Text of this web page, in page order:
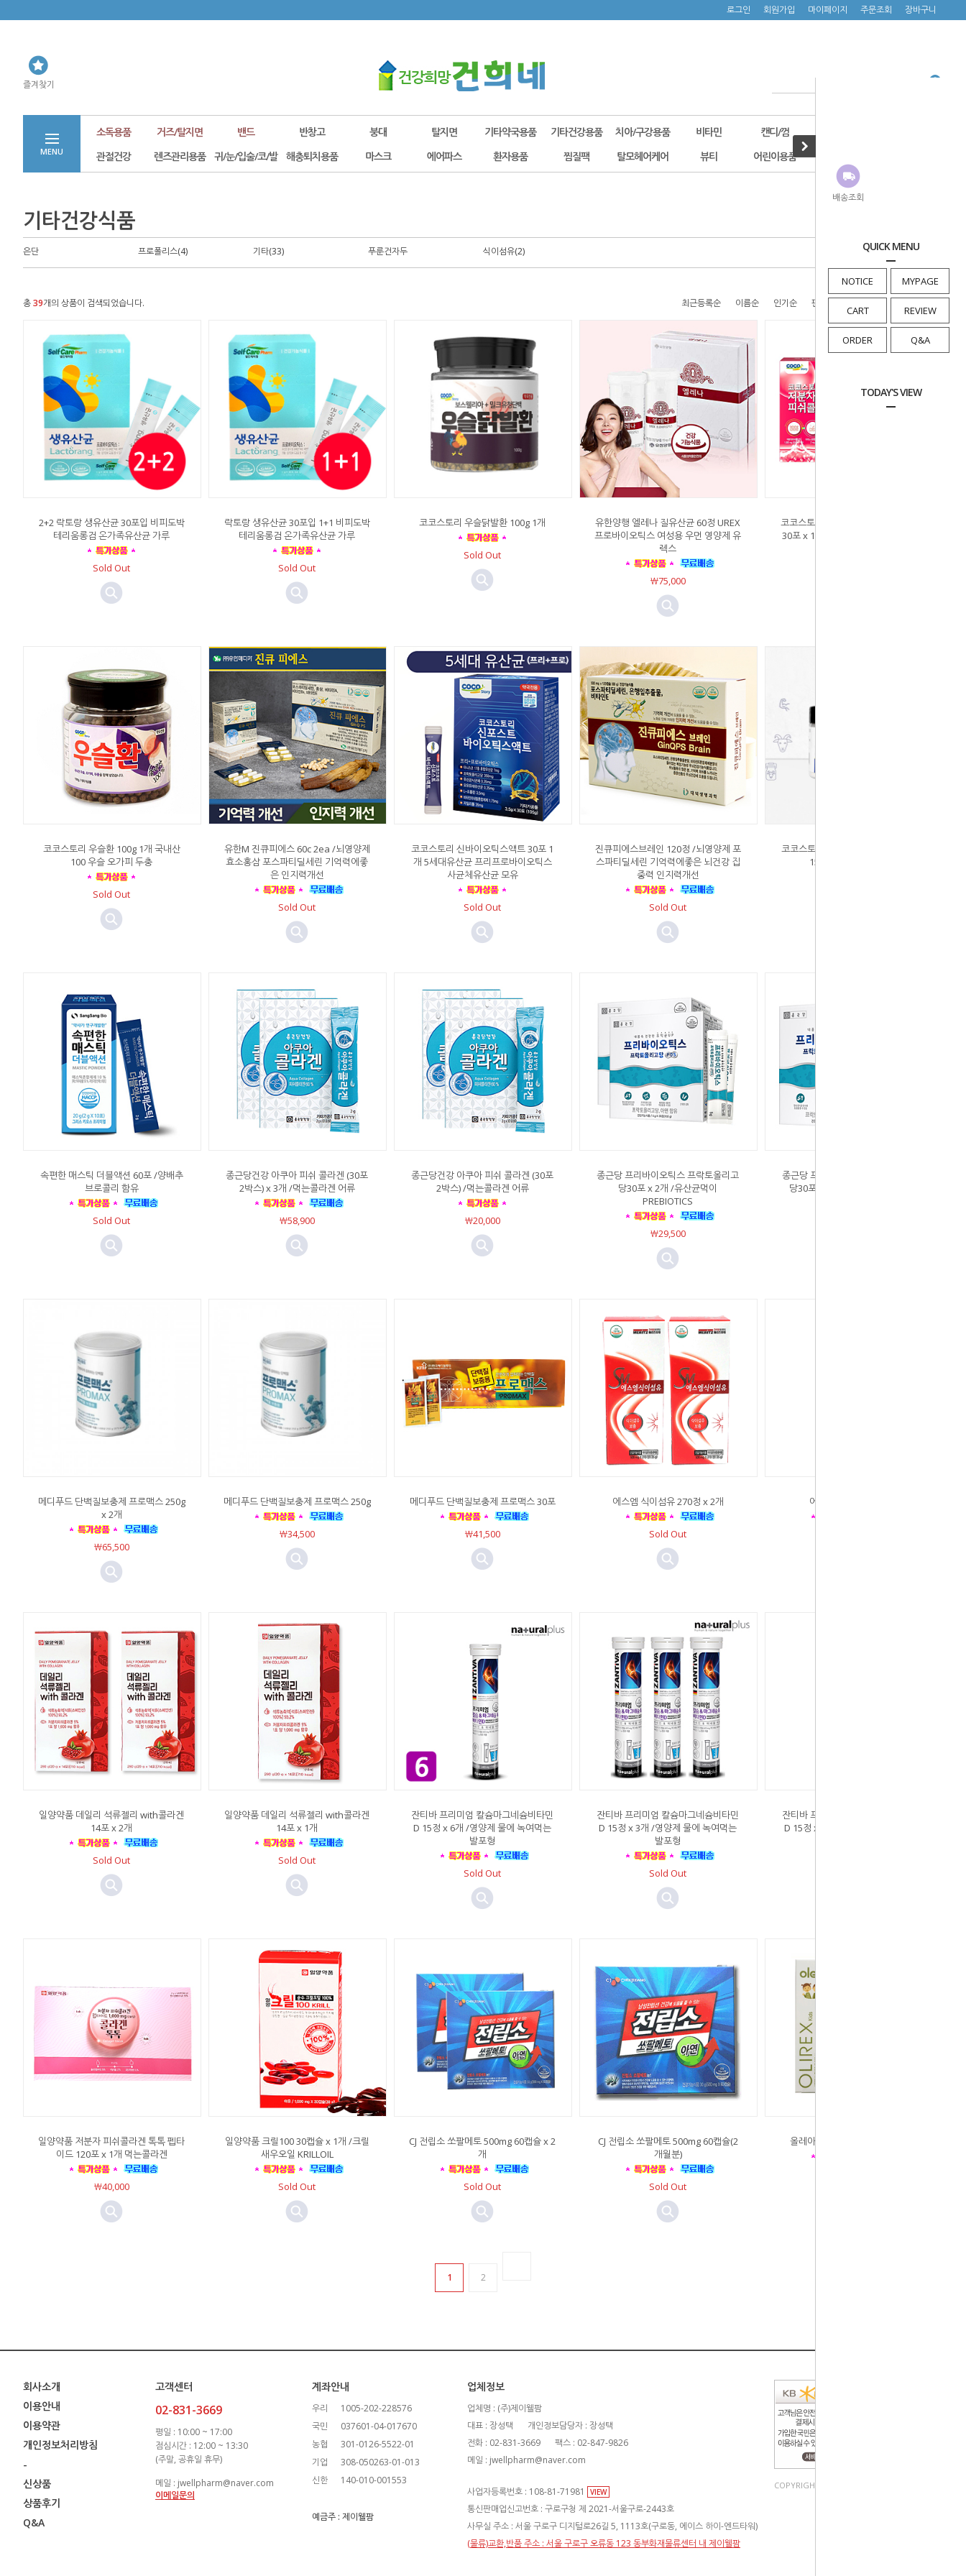
배송조회
QUICK MENU
NOTICE MYPAGE
CART REVIEW
ORDER Q&A
TODAY'S VIEW
로그인 회원가입 마이페이지 주문조회 장바구니
즐겨찾기
MENU
소독용품 거즈/탈지면 밴드 반창고 붕대 탈지면 기타약국용품 기타건강용품 치아/구강용품 비타민 캔디/껌 기타건강식품
관절건강
렌즈관리용품 귀/눈/입술/코/발 해충퇴치용품 마스크 에어파스 환자용품 찜질팩 탈모헤어케어 뷰티 어린이용품
· HOME
기타건강식품
은단 프로폴리스(4) 기타(33) 푸룬건자두 식이섬유(2)
총39개의 상품이 검색되었습니다. 최근등록순 이름순 인기순 판매순
2+2 락토랑 생유산균 30포입 비피도박
테리움롱검 온가족유산균 가루
Sold Out
락토랑 생유산균 30포입 1+1 비피도박
테리움롱검 온가족유산균 가루
Sold Out
코코스토리 우슬닭발환 100g 1개
Sold Out
유한양행 엘레나 질유산균 60정 UREX
프로바이오틱스 여성용 우먼 영양제 유
렉스
￦75,000
코코스토리 저분자 피쉬콜라겐액트 2g
30포 x 1개 먹는피시콜라겐 가루 생선
코코스토리 우슬환 100g 1개 국내산
100 우슬 오가피 두충
Sold Out
유한M 진큐피에스 60c 2ea /뇌영양제
효소홍삼 포스파티딜세린 기억력에좋
은 인지력개선
Sold Out
코코스토리 신바이오틱스액트 30포 1
개 5세대유산균 프리프로바이오틱스
사균체유산균 모유
Sold Out
진큐피에스브레인 120정 /뇌영양제 포
스파티딜세린 기억력에좋은 뇌건강 집
중력 인지력개선
Sold Out
코코스토리 산양유 초유프로틴 콜라겐
150g x 1개 단백질분말
속편한 매스틱 더블액션 60포 /양배추
브로콜리 함유
Sold Out
종근당건강 아쿠아 피쉬 콜라겐 (30포
2박스) x 3개 /먹는콜라겐 어류
￦58,900
종근당건강 아쿠아 피쉬 콜라겐 (30포
2박스) /먹는콜라겐 어류
￦20,000
종근당 프리바이오틱스 프락토올리고
당30포 x 2개 /유산균먹이
PREBIOTICS
￦29,500
종근당 프리바이오틱스 프락토올리고
당30포 /유산균먹이 PREBIOTICS
메디푸드 단백질보충제 프로맥스 250g
x 2개
￦65,500
메디푸드 단백질보충제 프로맥스 250g
￦34,500
메디푸드 단백질보충제 프로맥스 30포
￦41,500
에스엠 식이섬유 270정 x 2개
Sold Out
에스엠 식이섬유 270정
일양약품 데일리 석류젤리 with콜라겐
14포 x 2개
Sold Out
일양약품 데일리 석류젤리 with콜라겐
14포 x 1개
Sold Out
잔티바 프리미엄 칼슘마그네슘비타민
D 15정 x 6개 /영양제 물에 녹여먹는
발포형
Sold Out
잔티바 프리미엄 칼슘마그네슘비타민
D 15정 x 3개 /영양제 물에 녹여먹는
발포형
Sold Out
잔티바 프리미엄 칼슘마그네슘비타민
D 15정 x 1개 /영양제 물에 녹여먹는
일양약품 저분자 피쉬콜라겐 톡톡 펩타
이드 120포 x 1개 먹는콜라겐
￦40,000
일양약품 크릴100 30캡슐 x 1개 /크릴
새우오일 KRILLOIL
Sold Out
CJ 전립소 쏘팔메토 500mg 60캡슐 x 2
개
Sold Out
CJ 전립소 쏘팔메토 500mg 60캡슐(2
개월분)
Sold Out
올레아 올리렉스 키즈 20ml x 3개
1 2
회사소개
이용안내
이용약관
개인정보처리방침
-
신상품
상품후기
Q&A
고객센터
02-831-3669
평일 : 10:00 ~ 17:00
점심시간 : 12:00 ~ 13:30
(주말, 공휴일 휴무)
메일 : jwellpharm@naver.com
이메일문의
계좌안내
우리
1005-202-228576
국민
037601-04-017670
농협
301-0126-5522-01
기업
308-050263-01-013
신한
140-010-001553
예금주 : 제이웰팜
업체정보
업체명 : (주)제이웰팜
대표 : 장성택
개인정보담당자 : 장성택
전화 : 02-831-3669
팩스 : 02-847-9826
메일 : jwellpharm@naver.com
사업자등록번호 : 108-81-71981 VIEW
통신판매업신고번호 : 구로구청 제 2021-서울구로-2443호
사무실 주소 : 서울 구로구 디지털로26길 5, 1113호(구로동, 에이스 하이-엔드타워)
(물류)교환,반품 주소 : 서울 구로구 오류동 123 동부화재물류센터 내 제이웰팜
COPYRIGHT(C). ALL RIGHT RESERVED.